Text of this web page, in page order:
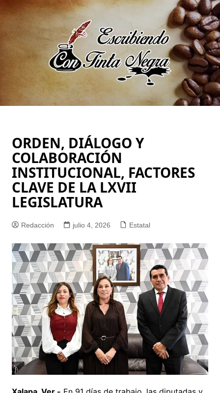
Saltar
al
contenido
ORDEN, DIÁLOGO Y
COLABORACIÓN
INSTITUCIONAL, FACTORES
CLAVE DE LA LXVII
LEGISLATURA
Redacción julio 4, 2026 Estatal